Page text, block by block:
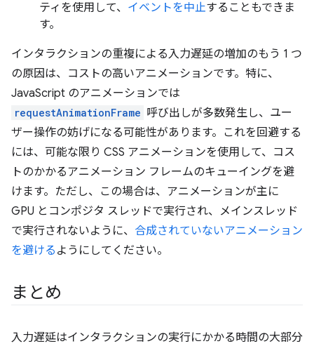
ティを使用して、 イベントを中止することもできま
す。
インタラクションの重複による入力遅延の増加のもう 1 つ
の原因は、コストの高いアニメーションです。特に、
JavaScript のアニメーションでは
requestAnimationFrame 呼び出しが多数発生し、ユー
ザー操作の妨げになる可能性があります。これを回避する
には、可能な限り CSS アニメーションを使用して、コス
トのかかるアニメーション フレームのキューイングを避
けます。ただし、この場合は、アニメーションが主に
GPU とコンポジタ スレッドで実行され、メインスレッド
で実行されないように、 合成されていないアニメーション
を避ける ようにしてください。
まとめ
入力遅延はインタラクションの実行にかかる時間の大部分